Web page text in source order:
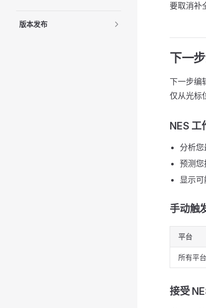
版本发布
要取消补
下一
下一步编
仅从光标
NES 工
分析
预测您
显示
手动触
平台
所有平台
接受